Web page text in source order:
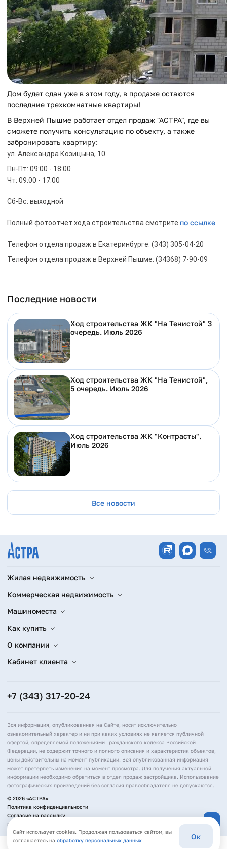
Дом будет сдан уже в этом году, в продаже остаются
последние трехкомнатные квартиры!
В Верхней Пышме работает отдел продаж "АСТРА", где вы
сможете получить консультацию по объекту, а также
забронировать квартиру:
ул. Александра Козицына, 10
Пн-Пт: 09:00 - 18:00
Чт: 09:00 - 17:00
Сб-Вс: выходной
Полный фотоотчет хода строительства смотрите по ссылке
Телефон отдела продаж в Екатеринбурге: (343) 305-04-20
Телефон отдела продаж в Верхней Пышме: (34368) 7-90-09
Последние новости
Ход строительства ЖК "На Тенистой" 3
очередь. Июль 2026
Ход строительства ЖК "На Тенистой",
5 очередь. Июль 2026
Ход строительства ЖК "Контрасты".
Июль 2026
Все новости
Жилая недвижимость
Коммерческая недвижимость
Машиноместа
Как купить
О компании
Кабинет клиента
+7 (343) 317-20-24
Вся информация, опубликованная на Сайте, носит исключительно
ознакомительный характер и ни при каких условиях не является публичной
офертой, определяемой положениями Гражданского кодекса Российской
Федерации, не содержит точного и полного описания и характеристик объектов,
цены действительны на момент публикации. Вся опубликованная информация
может претерпеть изменения на момент просмотра. Для получения актуальной
информации необходимо обратиться в отдел продаж застройщика. Использование
фотографических произведений без согласия правообладателя не допускаются.
© 2026 «АСТРА»
Политика конфиденциальности
Согласие на рассылку
Политика обработки персональных данных
Сайт использует cookies. Продолжая пользоваться сайтом, вы
соглашаетесь на обработку персональных данных Ок